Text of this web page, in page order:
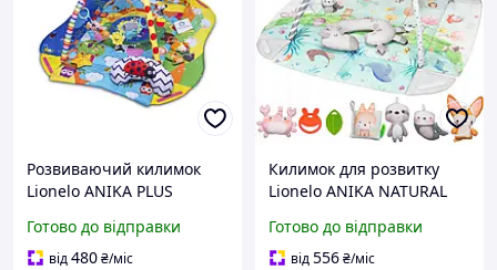
Розвиваючий килимок
Lionelo ANIKA PLUS
Готово до відправки
від480₴/міс
Килимок для розвитку
Lionelo ANIKA NATURAL
Готово до відправки
від556₴/міс